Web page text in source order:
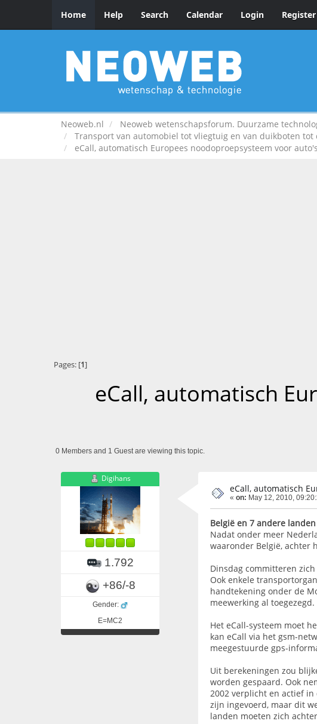
Home Help Search Calendar Login Register
Neoweb.nl
Neoweb wetenschapsforum. Duurzame
Transport van automobiel tot vliegtuig en van duikboten tot
eCall, automatisch Europees noodoproepsysteem voor auto's
Pages: [1]
eCall, automatisch
0 Members and 1 Guest are viewing this topic.
Digihans
1.792
+86/-8
Gender:
E=MC2
eCall, automatisch
« on: May 12, 2010,
België en 7 andere
Nadat onder meer
waaronder België, achter
Dinsdag committeren
Ook enkele
handtekening onder de
meewerking al toegezegd.
Het eCall-systeem moet
kan eCall via het gsm-
meegestuurde gps-
Uit berekeningen zou
worden gespaard. Ook
2002 verplicht en actief in
zijn ingevoerd, maar dit
landen moeten zich